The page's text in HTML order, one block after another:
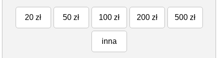
20 zł 50 zł 100 zł 200 zł 500 zł
inna